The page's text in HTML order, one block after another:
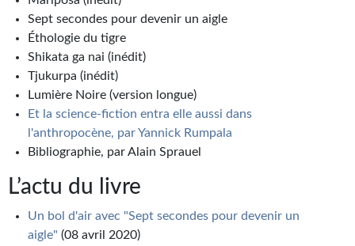
Nous contacter
F.A.Q.
Soumettre un manuscrit
Support technique
Sept secondes pour devenir un aigle
Éthologie du tigre
Shikata ga nai (inédit)
Tjukurpa (inédit)
Lumière Noire (version longue)
Et la science-fiction entra elle aussi dans
l'anthropocène, par Yannick Rumpala
Bibliographie, par Alain Sprauel
L’actu du livre
Un bol d'air avec "Sept secondes pour devenir un
aigle" (08 avril 2020)